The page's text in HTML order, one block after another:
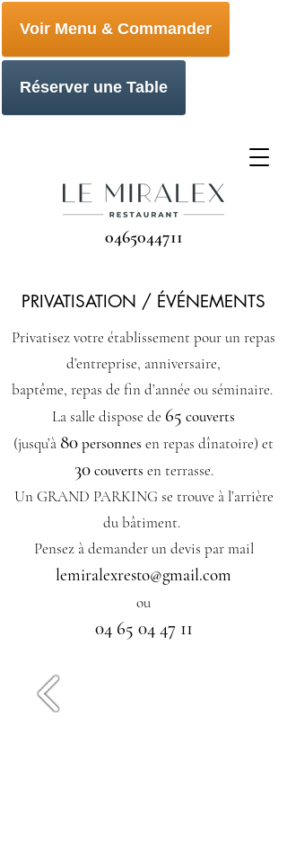
Voir Menu & Commander
Réserver une Table
0465044711
PRIVATISATION / ÉVÉNEMENTS
Privatisez votre établissement pour un repas
d’entreprise, anniversaire,
baptême, repas de fin d’année ou séminaire.
La salle dispose de 65 couverts
(jusqu’à 80personnes en repas dînatoire) et
30couverts en terrasse.
Un GRAND PARKING se trouve à l’arrière
du bâtiment.
Pensez à demander un devis par mail
lemiralexresto@gmail.com
ou
04 65 04 47 11